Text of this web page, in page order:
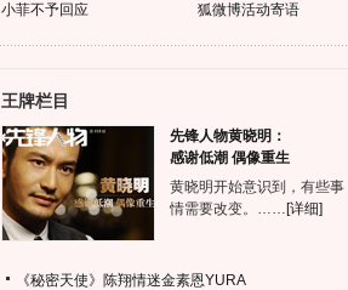
小菲不予回应
狐微博活动寄语
王牌栏目
先锋人物黄晓明：
感谢低潮 偶像重生
黄晓明开始意识到，有些事
情需要改变。…… [详细]
《秘密天使》陈翔情迷金素恩YURA